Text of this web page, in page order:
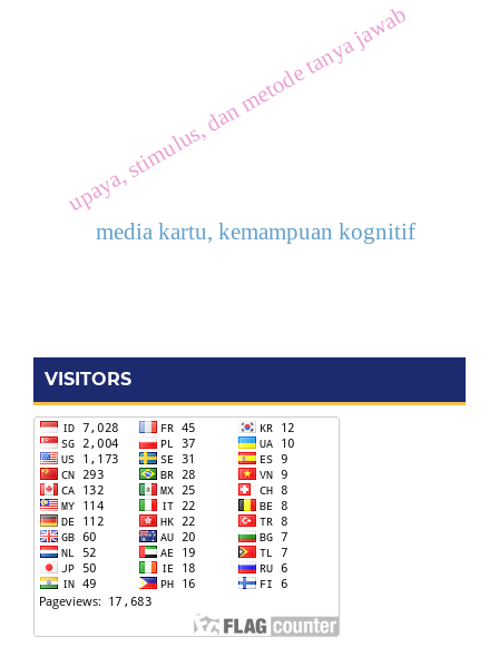
upaya, stimulus, dan metode tanya jawab
media kartu, kemampuan kognitif
VISITORS